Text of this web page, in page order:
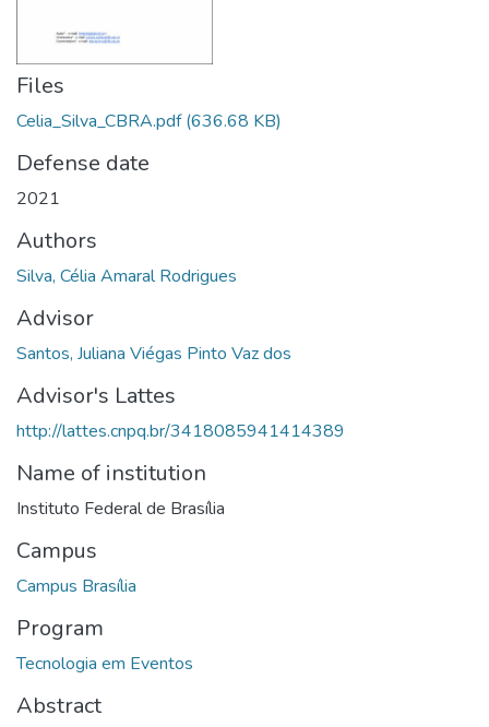
Files
Celia_Silva_CBRA.pdf(636.68 KB)
Defense date
2021
Authors
Silva, Célia Amaral Rodrigues
Advisor
Santos, Juliana Viégas Pinto Vaz dos
Advisor's Lattes
http://lattes.cnpq.br/3418085941414389
Name of institution
Instituto Federal de Brasília
Campus
Campus Brasília
Program
Tecnologia em Eventos
Abstract